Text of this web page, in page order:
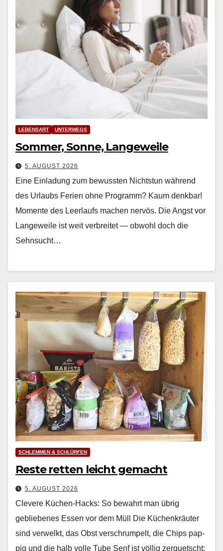
LEBENSART UNTERWEGS
Sommer, Sonne, Langeweile
5. AUGUST 2026
Eine Einladung zum bewussten Nichtstun während
des Urlaubs Ferien ohne Pro­gramm? Kaum denkbar!
Momente des Leer­laufs machen nervös. Die Angst vor
Langeweile ist weit ver­bre­it­et — obwohl doch die
Sehn­sucht…
SCHLEMMEN & SCHLÜRFEN
Reste retten leicht gemacht
5. AUGUST 2026
Clevere Küchen-Hacks: So bewahrt man übrig
gebliebenes Essen vor dem Müll Die Küchenkräuter
sind ver­welkt, das Obst ver­schrumpelt, die Chips pap­
pig und die halb volle Tube Senf ist völ­lig zer­quetscht: